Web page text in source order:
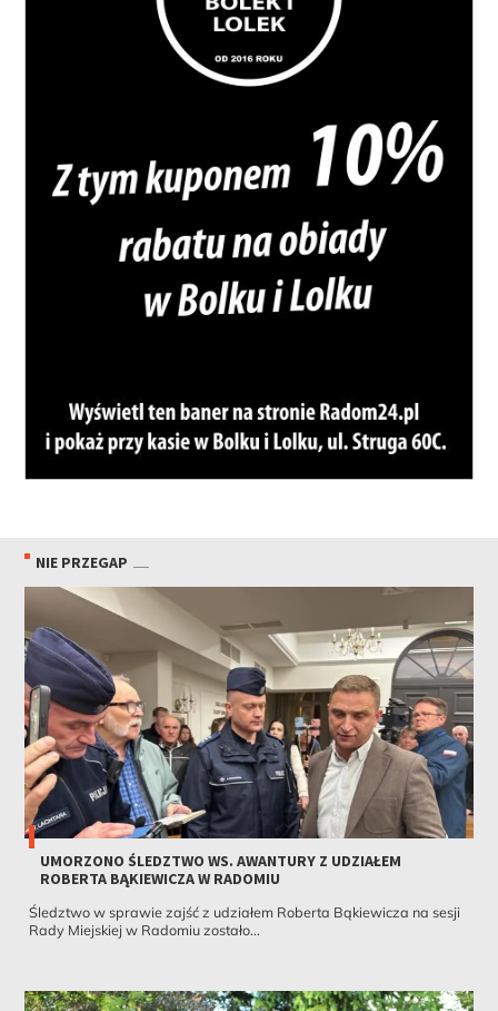
NIE PRZEGAP
UMORZONO ŚLEDZTWO WS. AWANTURY Z UDZIAŁEM
ROBERTA BĄKIEWICZA W RADOMIU
Śledztwo w sprawie zajść z udziałem Roberta Bąkiewicza na sesji
Rady Miejskiej w Radomiu zostało...